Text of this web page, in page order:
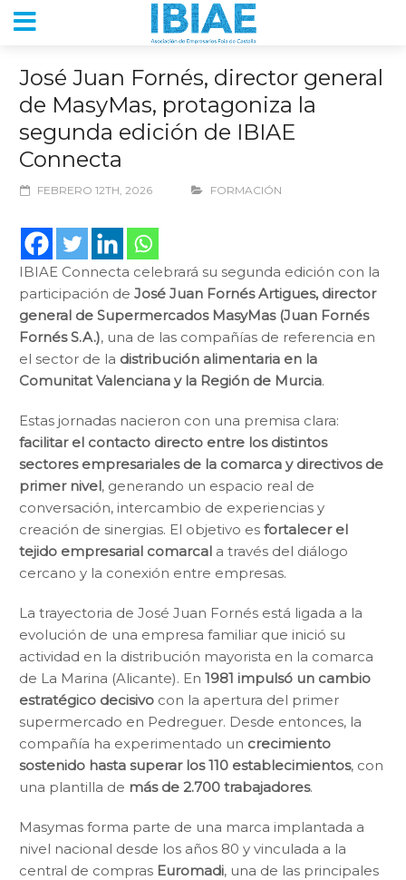
José Juan Fornés, director general
de MasyMas, protagoniza la
segunda edición de IBIAE
Connecta
FEBRERO 12TH, 2026 FORMACIÓN
IBIAE Connecta celebrará su segunda edición con la
participación de José Juan Fornés Artigues, director
general de Supermercados MasyMas (Juan Fornés
Fornés S.A.), una de las compañías de referencia en
el sector de la distribución alimentaria en la
Comunitat Valenciana y la Región de Murcia.
Estas jornadas nacieron con una premisa clara:
facilitar el contacto directo entre los distintos
sectores empresariales de la comarca y directivos de
primer nivel, generando un espacio real de
conversación, intercambio de experiencias y
creación de sinergias. El objetivo es fortalecer el
tejido empresarial comarcal a través del diálogo
cercano y la conexión entre empresas.
La trayectoria de José Juan Fornés está ligada a la
evolución de una empresa familiar que inició su
actividad en la distribución mayorista en la comarca
de La Marina (Alicante). En 1981 impulsó un cambio
estratégico decisivo con la apertura del primer
supermercado en Pedreguer. Desde entonces, la
compañía ha experimentado un crecimiento
sostenido hasta superar los 110 establecimientos, con
una plantilla de más de 2.700 trabajadores.
Masymas forma parte de una marca implantada a
nivel nacional desde los años 80 y vinculada a la
central de compras Euromadi, una de las principales